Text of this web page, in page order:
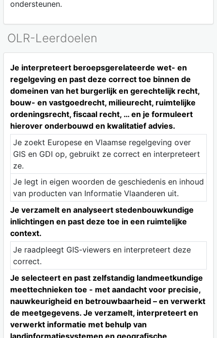
ondersteunen.
OLR-Leerdoelen
Je interpreteert beroepsgerelateerde wet- en
regelgeving en past deze correct toe binnen de
domeinen van het burgerlijk en gerechtelijk recht,
bouw- en vastgoedrecht, milieurecht, ruimtelijke
ordeningsrecht, fiscaal recht, … en je formuleert
hierover onderbouwd en kwalitatief advies.
Je zoekt Europese en Vlaamse regelgeving over
GIS en GDI op, gebruikt ze correct en interpreteert
ze.
Je legt in eigen woorden de geschiedenis en inhoud
van producten van Informatie Vlaanderen uit.
Je verzamelt en analyseert stedenbouwkundige
inlichtingen en past deze toe in een ruimtelijke
context.
Je raadpleegt GIS-viewers en interpreteert deze
correct.
Je selecteert en past zelfstandig landmeetkundige
meettechnieken toe - met aandacht voor precisie,
nauwkeurigheid en betrouwbaarheid – en verwerkt
de meetgegevens. Je verzamelt, interpreteert en
verwerkt informatie met behulp van
landinformatiesystemen en geografische